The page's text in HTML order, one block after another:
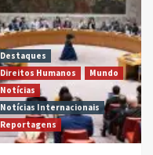
Destaques
Direitos Humanos
Mundo
Notícias
Notícias Internacionais
Reportagens